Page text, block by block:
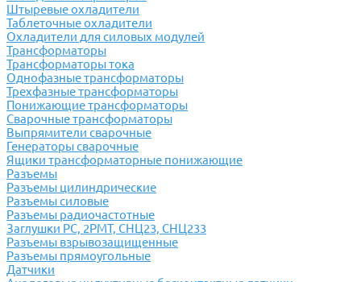
Штыревые охладители
Таблеточные охладители
Охладители для силовых модулей
Трансформаторы
Трансформаторы тока
Однофазные трансформаторы
Трехфазные трансформаторы
Понижающие трансформаторы
Сварочные трансформаторы
Выпрямители сварочные
Генераторы сварочные
Ящики трансформаторные понижающие
Разъемы
Разъемы цилиндрические
Разъемы силовые
Разъемы радиочастотные
Заглушки РС, 2РМТ, СНЦ23, СНЦ233
Разъемы взрывозащищенные
Разъемы прямоугольные
Датчики